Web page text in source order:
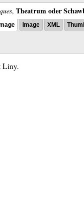
, Theatrum oder
Image XML
Liny.